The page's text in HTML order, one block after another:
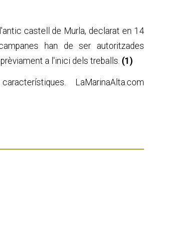
castell de Murla, declarat en 14
han de ser autoritzades
a l'inici dels treballs. (1)
LaMarinaAlta.com